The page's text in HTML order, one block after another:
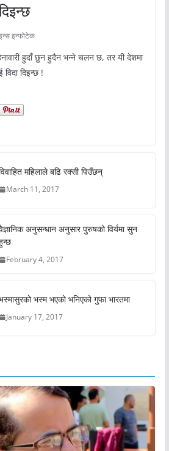
इन्फोटेक
हुदाँ छुन हुदैन भन्ने चलन छ, तर यी देशमा
विदा दिइन्छ !
महिलाले बढि रक्सी पिउँछन्
March 11, 2017
अनुसन्धान अनुसार पुरुषको विर्यमा सुन
February 4, 2017
भस्म भएको भनिएको गुफा भारतमा
January 17, 2017